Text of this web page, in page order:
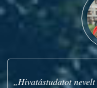
„Hivatástudatot